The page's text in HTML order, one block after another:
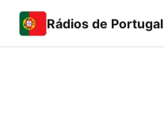
Rádios de Portugal